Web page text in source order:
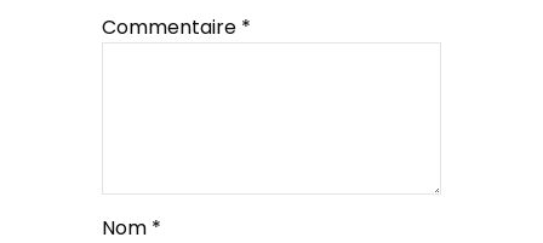
Commentaire *
Nom *